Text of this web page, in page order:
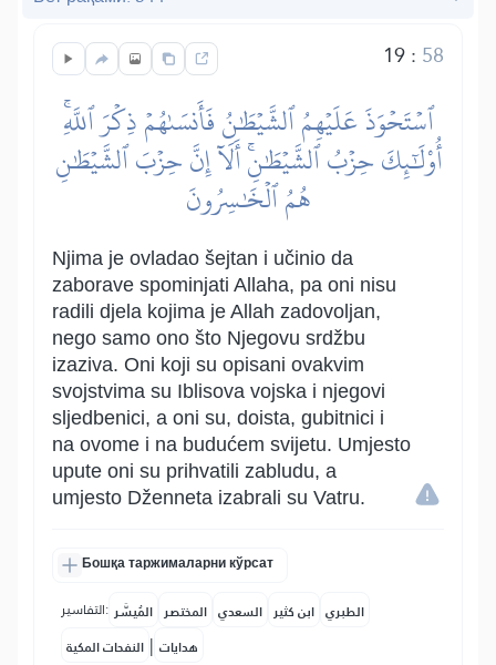
19: 58
ٱسۡتَحۡوَذَ عَلَيۡهِمُ ٱلشَّيۡطَٰنُ فَأَنسَىٰهُمۡ ذِكۡرَ ٱللَّهِۚ
أُوْلَٰٓئِكَ حِزۡبُ ٱلشَّيۡطَٰنِۚ أَلَآ إِنَّ حِزۡبَ ٱلشَّيۡطَٰنِ
هُمُ ٱلۡخَٰسِرُونَ
Njima je ovladao šejtan i učinio da
zaborave spominjati Allaha, pa oni nisu
radili djela kojima je Allah zadovoljan,
nego samo ono što Njegovu srdžbu
izaziva. Oni koji su opisani ovakvim
svojstvima su Iblisova vojska i njegovi
sljedbenici, a oni su, doista, gubitnici i
na ovome i na budućem svijetu. Umjesto
upute oni su prihvatili zabludu, a
umjesto Dženneta izabrali su Vatru.
Бошқа таржималарни кўрсат
التفاسير: المُيسَّر المختصر السعدي ابن كثير الطبري
النفحات المكية | هدايات